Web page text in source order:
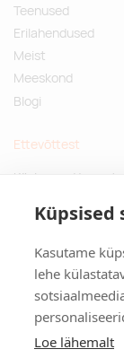
Küpsised
Kasutame
lehe
Loe lähemalt
Teenused
Erilahendused
Meist
Meeskond
Blogi
Ettevõttest
Küsimused ja
Privaatsuspoliitika
Kontakt
Tulika põik 3, Tallinn
info@kinkston.ee
+372 6989 100